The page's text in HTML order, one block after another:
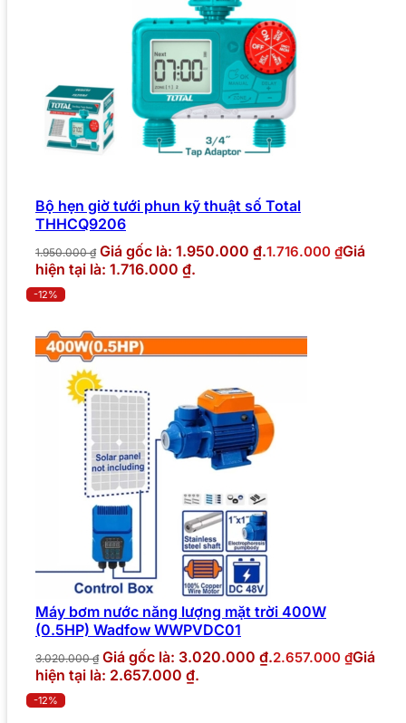
Bộ hẹn giờ tưới phun kỹ thuật số Total
THHCQ9206
1.950.000₫ Giá gốc là: 1.950.000 ₫.1.716.000 ₫Giá
hiện tại là: 1.716.000 ₫.
-12%
Máy bơm nước năng lượng mặt trời 400W
(0.5HP) Wadfow WWPVDC01
3.020.000₫ Giá gốc là: 3.020.000 ₫.2.657.000 ₫Giá
hiện tại là: 2.657.000 ₫.
-12%